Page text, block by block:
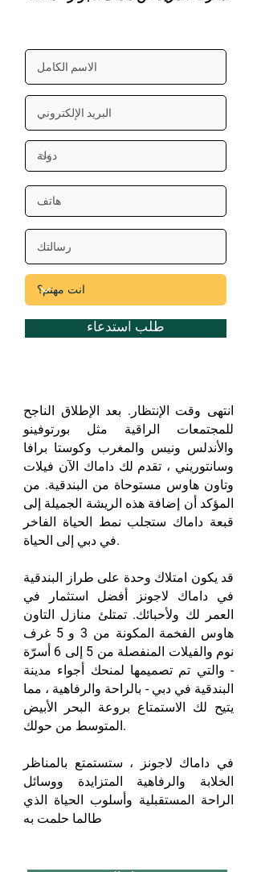
طلب استدعاء
انتهى وقت الإنتظار. بعد الإطلاق الناجح
للمجتمعات الراقية مثل بورتوفينو
والأندلس ونيس والمغرب وكوستا برافا
وسانتوريني ، تقدم لك داماك الآن فيلات
وتاون هاوس مستوحاة من البندقية. من
المؤكد أن إضافة هذه الريشة الجميلة إلى
قبعة داماك ستجلب نمط الحياة الفاخر
في دبي إلى الحياة.
قد يكون امتلاك وحدة على طراز البندقية
في داماك لاجونز أفضل استثمار في
العمر لك ولأحبائك. تمتلئ منازل التاون
هاوس الفخمة المكونة من 3 و 5 غرف
نوم والفيلات المنفصلة من 5 إلى 6 أسرّة
- والتي تم تصميمها لمنحك أجواء مدينة
البندقية في دبي - بالراحة والرفاهية ، مما
يتيح لك الاستمتاع بروعة البحر الأبيض
المتوسط ​​من حولك.
في داماك لاجونز ، ستستمتع بالمناظر
الخلابة والرفاهية المتزايدة ووسائل
الراحة المستقبلية وأسلوب الحياة الذي
طالما حلمت به